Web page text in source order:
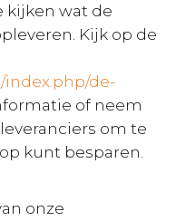
kijken wat de
Kijk op de
de-
of neem
om te
kunt besparen.
onze